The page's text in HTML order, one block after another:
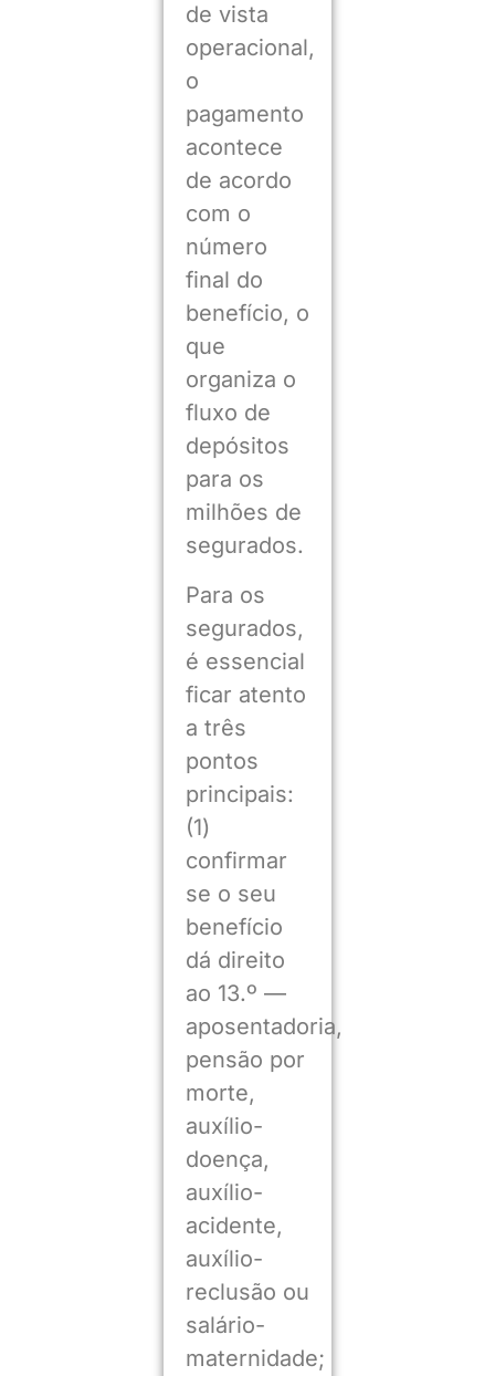
de vista
operacional,
o
pagamento
acontece
de acordo
com o
número
final do
benefício, o
que
organiza o
fluxo de
depósitos
para os
milhões de
segurados.
Para os
segurados,
é essencial
ficar atento
a três
pontos
principais:
(1)
confirmar
se o seu
benefício
dá direito
ao 13.º —
aposentadoria,
pensão por
morte,
auxílio-
doença,
auxílio-
acidente,
auxílio-
reclusão ou
salário-
maternidade;